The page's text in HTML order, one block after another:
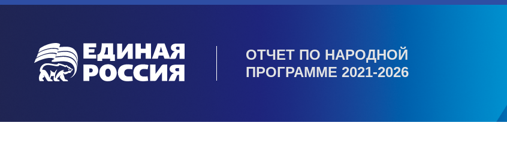
ОТЧЕТ ПО НАРОДНОЙ
ПРОГРАММЕ 2021-2026